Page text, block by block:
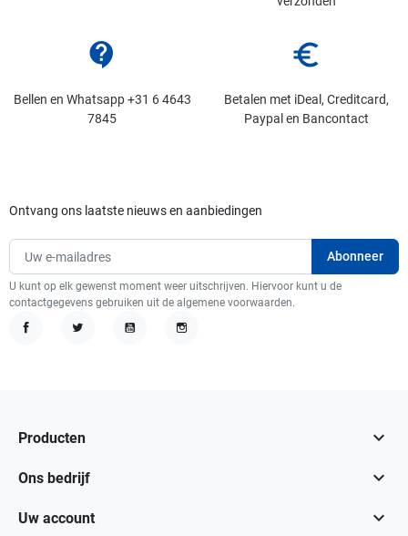
contact_support
Bellen en Whatsapp +31 6 4643
7845
euro_symbol
Betalen met iDeal, Creditcard,
Paypal en Bancontact
Ontvang ons laatste nieuws en aanbiedingen
U kunt op elk gewenst moment weer uitschrijven. Hiervoor kunt u de
contactgegevens gebruiken uit de algemene voorwaarden.
Producten 
Ons bedrijf 
Uw account 